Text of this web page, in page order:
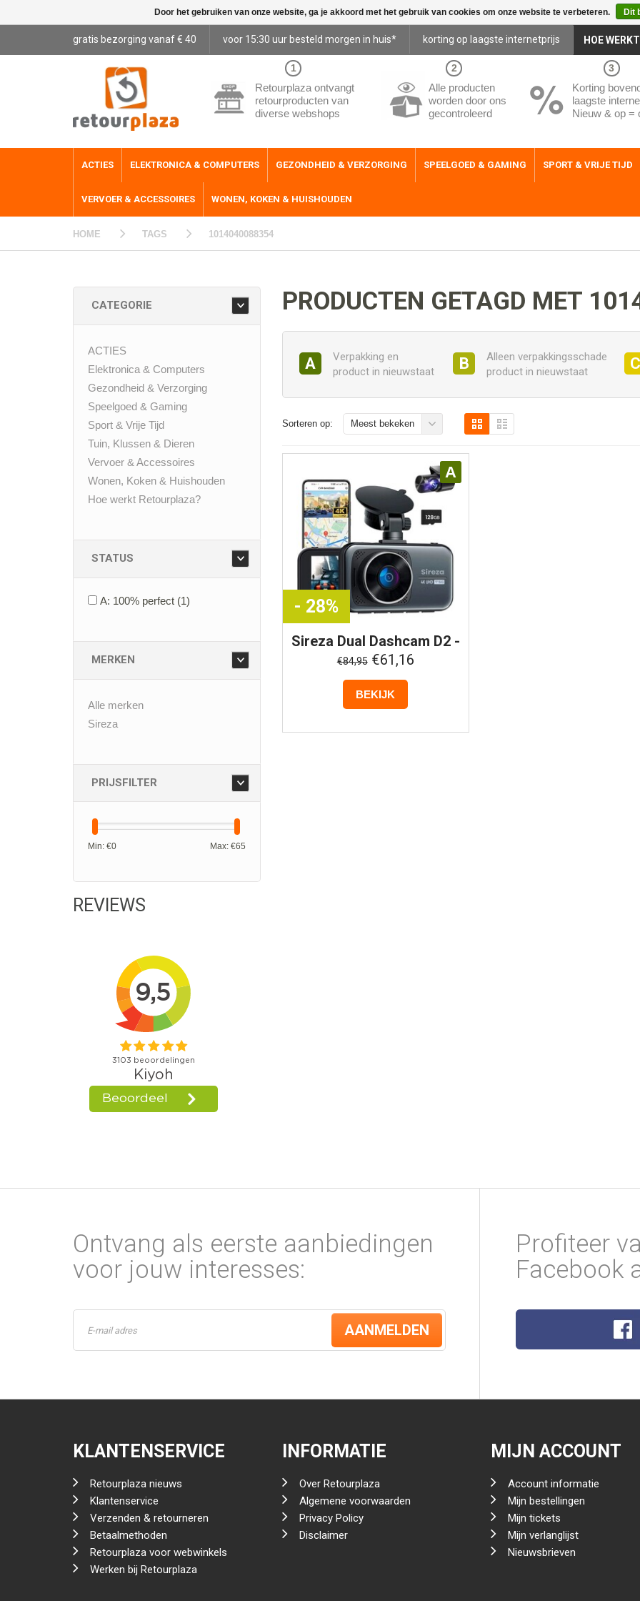
gratis bezorging vanaf € 40 voor 15:30 uur besteld morgen in huis* korting op laagste internetprijs HOE
1
Retourplaza ontvangt
retourproducten van
diverse webshops
2
Alle producten
worden door ons
gecontroleerd
3
Korting
laagste
Nieuw & op =
ACTIES ELEKTRONICA & COMPUTERS GEZONDHEID & VERZORGING SPEELGOED & GAMING SPORT & VRIJE TIJD
VERVOER & ACCESSOIRES WONEN, KOKEN & HUISHOUDEN
HOME TAGS 1014040088354
CATEGORIE
ACTIES
Elektronica & Computers
Gezondheid & Verzorging
Speelgoed & Gaming
Sport & Vrije Tijd
Tuin, Klussen & Dieren
Vervoer & Accessoires
Wonen, Koken & Huishouden
Hoe werkt Retourplaza?
STATUS
A: 100% perfect (1)
MERKEN
Alle merken
Sireza
PRIJSFILTER
Min: €0 Max: €65
REVIEWS
PRODUCTEN GETAGD MET
A
Verpakking en
product in nieuwstaat
B
Alleen verpakkingsschade
product in nieuwstaat
Sorteren op: Meest bekeken
A
- 28%
Sireza Dual Dashcam D2 -
4K UHD
€84,95€61,16
BEKIJK
Ontvang als eerste aanbiedingen
voor jouw interesses:
AANMELDEN
Profiteer
Facebook
KLANTENSERVICE
Retourplaza nieuws
Klantenservice
Verzenden & retourneren
Betaalmethoden
Retourplaza voor webwinkels
Werken bij Retourplaza
INFORMATIE
Over Retourplaza
Algemene voorwaarden
Privacy Policy
Disclaimer
MIJN ACCOUNT
Account informatie
Mijn bestellingen
Mijn tickets
Mijn verlanglijst
Nieuwsbrieven
Door het gebruiken van onze website, ga je akkoord met het gebruik van cookies om onze website te verbeteren. Dit